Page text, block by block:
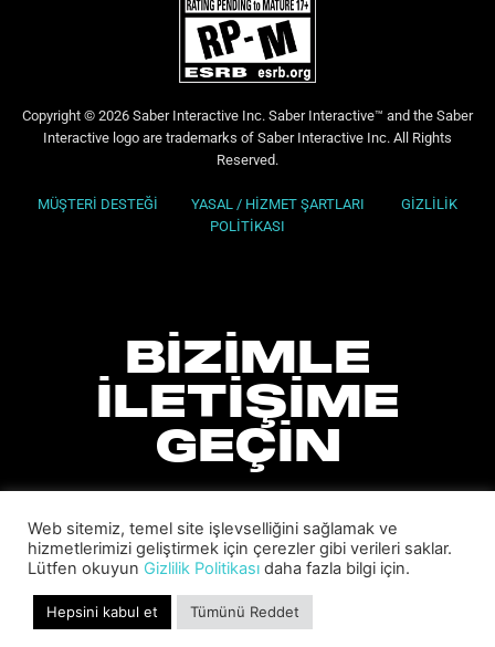
Copyright © 2026 Saber Interactive Inc. Saber Interactive™ and the Saber
Interactive logo are trademarks of Saber Interactive Inc. All Rights
Reserved.
MÜŞTERİ DESTEĞİ YASAL / HİZMET ŞARTLARI
GİZLİLİK
POLİTİKASI
BİZİMLE
İLETİŞİME
GEÇİN
Web sitemiz, temel site işlevselliğini sağlamak ve
hizmetlerimizi geliştirmek için çerezler gibi verileri saklar.
Lütfen okuyun Gizlilik Politikası daha fazla bilgi için.
Hepsini kabul et Tümünü Reddet